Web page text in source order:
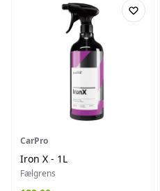
CarPro
Iron X - 1L
Fælgrens